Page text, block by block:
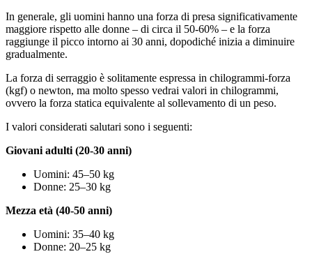
In generale, gli uomini hanno una forza di presa significativamente
maggiore rispetto alle donne – di circa il 50-60% – e la forza
raggiunge il picco intorno ai 30 anni, dopodiché inizia a diminuire
gradualmente.
La forza di serraggio è solitamente espressa in chilogrammi-forza
(kgf) o newton, ma molto spesso vedrai valori in chilogrammi,
ovvero la forza statica equivalente al sollevamento di un peso.
I valori considerati salutari sono i seguenti:
Giovani adulti (20-30 anni)
Uomini: 45–50 kg
Donne: 25–30 kg
Mezza età (40-50 anni)
Uomini: 35–40 kg
Donne: 20–25 kg